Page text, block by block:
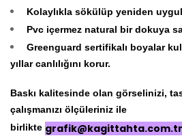
Kolaylıkla sökülüp yeniden
Pvc içermez natural bir dokuya
Greenguard sertifikalı boyalar
yıllar canlılığını korur.
Baskı kalitesinde olan görselinizi,
çalışmanızı ölçüleriniz ile
birlikte grafik@kagittahta.com.tr